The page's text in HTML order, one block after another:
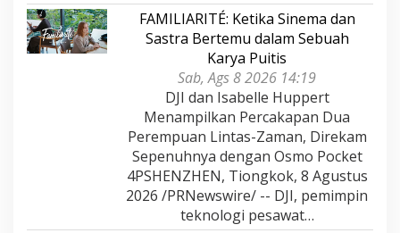
FAMILIARITÉ: Ketika Sinema dan
Sastra Bertemu dalam Sebuah
Karya Puitis
Sab, Ags 8 2026 14:19
DJI dan Isabelle Huppert
Menampilkan Percakapan Dua
Perempuan Lintas-Zaman, Direkam
Sepenuhnya dengan Osmo Pocket
4PSHENZHEN, Tiongkok, 8 Agustus
2026 /PRNewswire/ -- DJI, pemimpin
teknologi pesawat…